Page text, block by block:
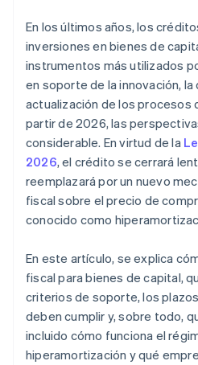
En los últimos años, los
inversiones en bienes de
instrumentos más utilizados
en soporte de la innovación, la
actualización de los procesos
partir de 2026, las
considerable. En virtud de la
2026, el crédito se cerrará
reemplazará por un nuevo
fiscal sobre el precio de
conocido como
En este artículo, se explica
fiscal para bienes de capital,
criterios de soporte, los
deben cumplir y, sobre todo,
incluido cómo funciona el
hiperamortización y qué